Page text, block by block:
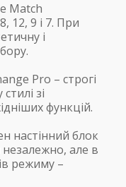
Match
12, 9 і 7. При
і
Pro – строгі
зі
функцій.
настінний блок
але в
режиму –